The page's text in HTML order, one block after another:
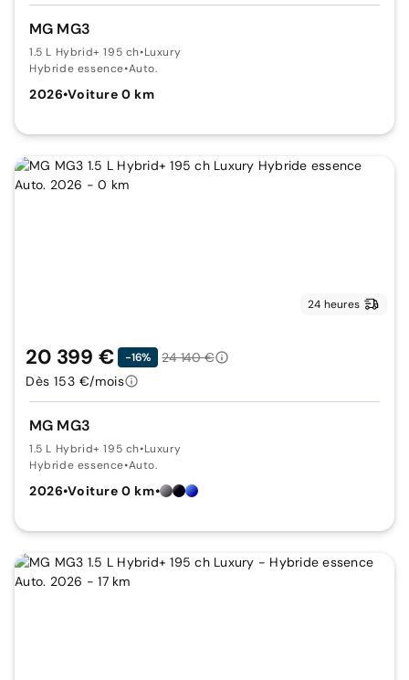
MG MG3
1.5 L Hybrid+ 195 ch•Luxury
Hybride essence•Auto.
2026•Voiture 0 km
24 heures
MG MG3
1.5 L Hybrid+ 195 ch•Luxury
Hybride essence•Auto.
2026•Voiture 0 km•
20 399 € -16%
24 140 €
Dès 153 €/mois